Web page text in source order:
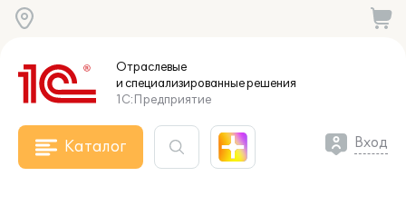
Отраслевые
и специализированныерешения
1С:Предприятие
Каталог Вход